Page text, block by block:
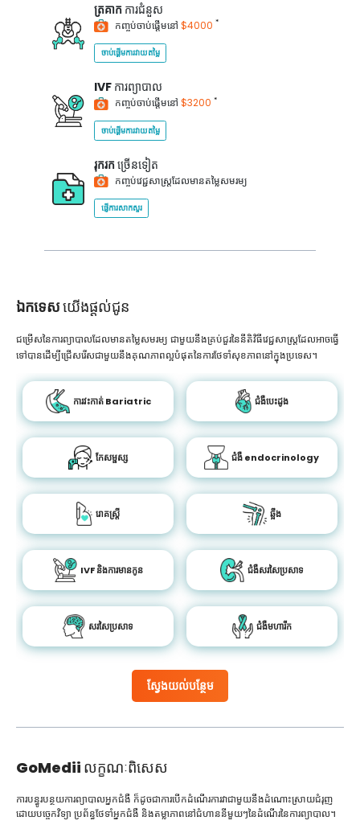
ត្រគាក ការជំនួស
កញ្ចប់ចាប់ផ្តើមនៅ $4000 *
ចាប់ផ្តើមការវាយតម្លៃ
IVF ការព្យាបាល
កញ្ចប់ចាប់ផ្តើមនៅ $3200 *
ចាប់ផ្តើមការវាយតម្លៃ
រុករក ច្រើនទៀត
កញ្ចប់វេជ្ជសាស្ត្រដែលមានតម្លៃសមរម្យ
ផ្ញើការសាកសួរ
ឯកទេសយើងផ្តល់ជូន
ស្វែងយល់បន្ថែម
ជម្រើសនៃការព្យាបាលដែលមានតម្លៃសមរម្យ ជាមួយនឹងគ្រប់ជួរនៃនីតិវិធីវេជ្ជសាស្រ្តដែលអាចធ្វើ
ទៅបានដើម្បីជ្រើសរើសជាមួយនឹងគុណភាពល្អបំផុតនៃការថែទាំសុខភាពនៅក្នុងប្រទេស។
ការវះកាត់ Bariatric ជំងឺបេះដូង
កែសម្ផស្ស ជំងឺ endocrinology
រោគស្ត្រី ឆ្អឹង
IVF និងការមានកូន ជំងឺសរសៃប្រសាទ
សរសៃប្រសាទ ជំងឺមហារីក
GoMedii លក្ខណៈពិសេស
ការបន្ធូរបន្ថយការព្យាបាលអ្នកជំងឺ ក៏ដូចជាការបើកដំណើរការវាជាមួយនឹងដំណោះស្រាយជំរុញ
ដោយបច្ចេកវិទ្យា ប្រព័ន្ធថែទាំអ្នកជំងឺ និងតម្លាភាពនៅជំហាននីមួយៗនៃដំណើរនៃការព្យាបាល។